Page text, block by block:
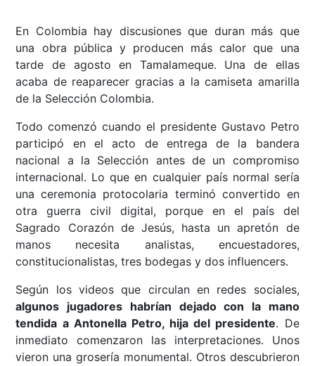
En Colombia hay discusiones que duran más que
una obra pública y producen más calor que una
tarde de agosto en Tamalameque. Una de ellas
acaba de reaparecer gracias a la camiseta amarilla
de la Selección Colombia.
Todo comenzó cuando el presidente Gustavo Petro
participó en el acto de entrega de la bandera
nacional a la Selección antes de un compromiso
internacional. Lo que en cualquier país normal sería
una ceremonia protocolaria terminó convertido en
otra guerra civil digital, porque en el país del
Sagrado Corazón de Jesús, hasta un apretón de
manos necesita analistas, encuestadores,
constitucionalistas, tres bodegas y dos influencers.
Según los videos que circulan en redes sociales,
algunos jugadores habrían dejado con la mano
tendida a Antonella Petro, hija del presidente. De
inmediato comenzaron las interpretaciones. Unos
vieron una grosería monumental. Otros descubrieron